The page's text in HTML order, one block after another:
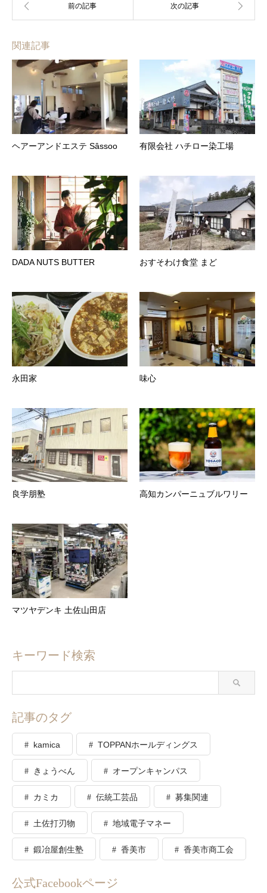
関連記事
ヘアーアンドエステ Sâssoo 有限会社 ハチロー染工場
DADA NUTS BUTTER おすそわけ食堂 まど
永田家 味心
良学朋塾 高知カンパーニュブルワリー
マツヤデンキ 土佐山田店
キーワード検索
記事のタグ
kamica TOPPANホールディングス
きょうべん オープンキャンパス
カミカ 伝統工芸品 募集関連
土佐打刃物 地域電子マネー
鍛冶屋創生塾 香美市 香美市商工会
公式Facebookページ